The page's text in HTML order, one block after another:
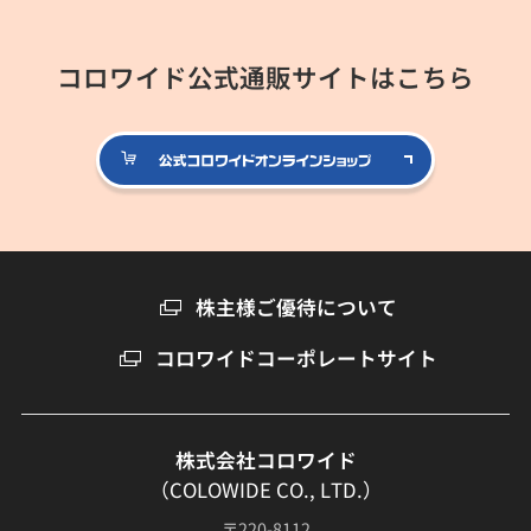
コロワイド公式通販サイトはこちら
公式コロ
株主様ご優待について
コロワイドコーポレートサイト
株式会社コロワイド
（COLOWIDE CO., LTD.）